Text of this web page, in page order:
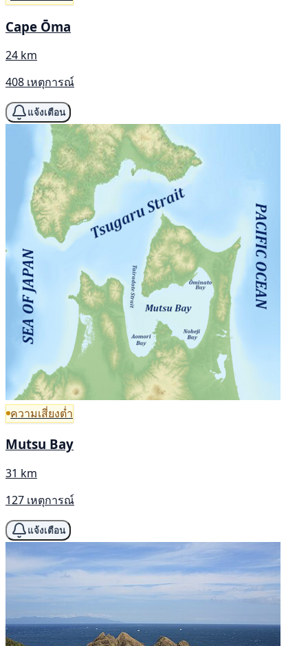
Cape Ōma
24 km
408 เหตุการณ์
แจ้งเตือน
ความเสี่ยงต่ำ
Mutsu Bay
31 km
127 เหตุการณ์
แจ้งเตือน